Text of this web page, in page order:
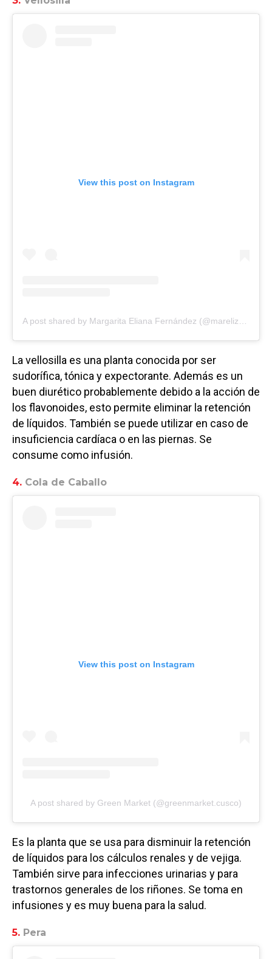
View this post on Instagram
La vellosilla es una planta conocida por ser
sudorífica, tónica y expectorante. Además es un
buen diurético probablemente debido a la acción de
los flavonoides, esto permite eliminar la retención
de líquidos. También se puede utilizar en caso de
insuficiencia cardíaca o en las piernas. Se
consume como infusión.
4. Cola de Caballo
View this post on Instagram
A post shared by Green Market (@greenmarket.cusco)
Es la planta que se usa para disminuir la retención
de líquidos para los cálculos renales y de vejiga.
También sirve para infecciones urinarias y para
trastornos generales de los riñones. Se toma en
infusiones y es muy buena para la salud.
5. Pera